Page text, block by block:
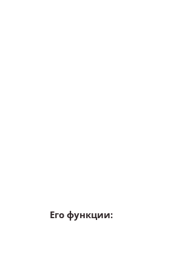
Его функции: